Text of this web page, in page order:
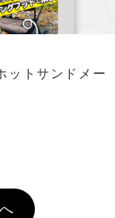
ットサンドメー